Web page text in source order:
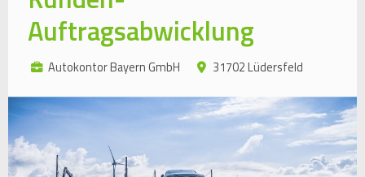
Auftragsabwicklung
Autokontor Bayern GmbH 31702 Lüdersfeld